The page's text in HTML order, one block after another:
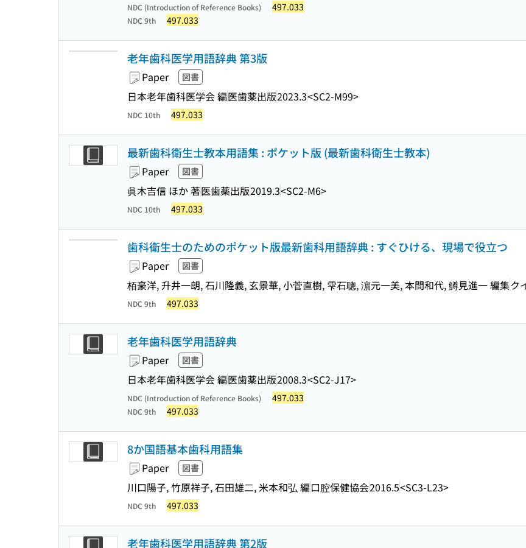
NDC (Introduction of Reference Books) 497.033
NDC 9th 497.033
老年歯科医学用語辞典 第3版
Paper 図書
日本老年歯科医学会 編医歯薬出版2023.3<SC2-M99>
NDC 10th 497.033
最新歯科衛生士教本用語集 : ポケット版 (最新歯科衛生士教本)
Paper 図書
眞木吉信 ほか 著医歯薬出版2019.3<SC2-M6>
NDC 10th 497.033
歯科衛生士のためのポケット版最新歯科用語辞典 : すぐひける、現場で役立つ
Paper 図書
栢豪洋, 升井一朗, 石川隆義, 玄景華, 小菅直樹, 雫石聰, 濵元一美, 本間和代, 鱒見進一 編集ク
NDC 9th 497.033
老年歯科医学用語辞典
Paper 図書
日本老年歯科医学会 編医歯薬出版2008.3<SC2-J17>
NDC (Introduction of Reference Books) 497.033
NDC 9th 497.033
8か国語基本歯科用語集
Paper 図書
川口陽子, 竹原祥子, 石田雄二, 米本和弘 編口腔保健協会2016.5<SC3-L23>
NDC 9th 497.033
老年歯科医学用語辞典 第2版